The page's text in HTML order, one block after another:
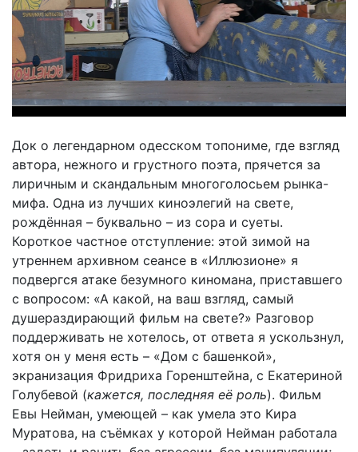
Док о легендарном одесском топониме, где взгляд
автора, нежного и грустного поэта, прячется за
лиричным и скандальным многоголосьем рынка-
мифа. Одна из лучших киноэлегий на свете,
рождённая – буквально – из сора и суеты.
Короткое частное отступление: этой зимой на
утреннем архивном сеансе в «Иллюзионе» я
подвергся атаке безумного киномана, приставшего
с вопросом: «А какой, на ваш взгляд, самый
душераздирающий фильм на свете?» Разговор
поддерживать не хотелось, от ответа я ускользнул,
хотя он у меня есть – «Дом с башенкой»,
экранизация Фридриха Горенштейна, с Екатериной
Голубевой (кажется, последняя её роль). Фильм
Евы Нейман, умеющей – как умела это Кира
Муратова, на съёмках у которой Нейман работала